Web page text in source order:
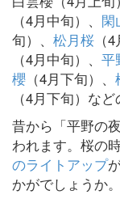
（4月中旬）、 閑
旬）、 松月桜 （
（4月中旬）、 平
櫻 （4月下旬）、
（4月下旬）など
昔から「平野の
われます。桜の
のライトアップ
かがでしょうか。